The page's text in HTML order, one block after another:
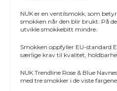
NUK er en ventilsmokk, som
smokken når den blir brukt. På
utvikle smokkebitt mindre.
Smokken oppfyller EU-standard
særlige krav til kvalitet,
NUK Trendline Rose & Blue
med tre smokker i de viste